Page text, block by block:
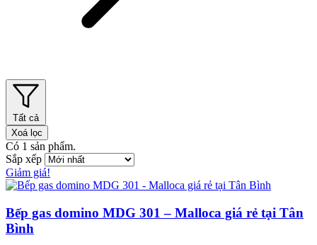
Tất cả
Xoá lọc
Có 1 sản phẩm.
Sắp xếp
Giảm giá!
Bếp gas domino MDG 301 – Malloca giá rẻ tại Tân
Bình